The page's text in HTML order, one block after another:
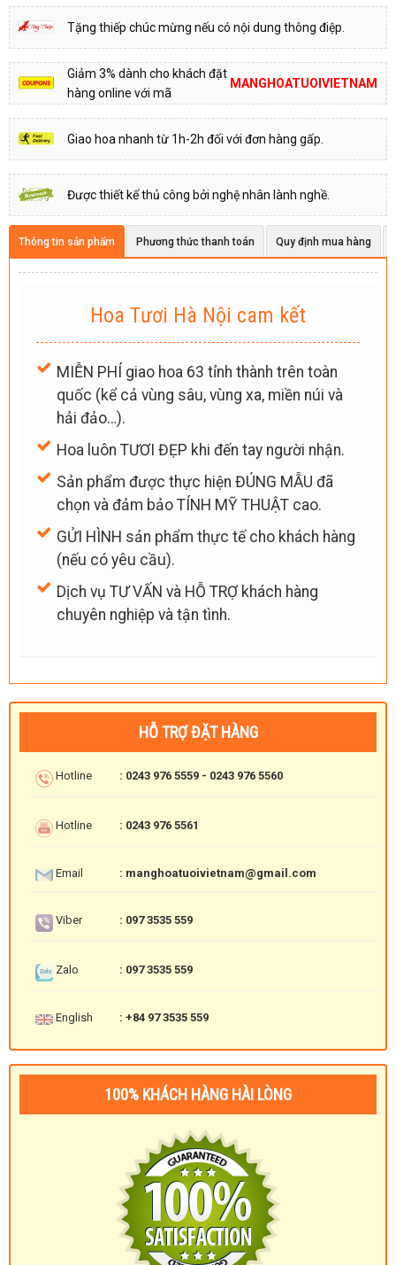
Tặng thiếp chúc mừng nếu có nội dung thông điệp.
Giảm 3% dành cho khách đặt
hàng online với mã
MANGHOATUOIVIETNAM
Giao hoa nhanh từ 1h-2h đối với đơn hàng gấp.
Được thiết kế thủ công bởi nghệ nhân lành nghề.
Thông tin sản phẩm Phương thức thanh toán Quy định mua hàng
Hoa Tươi Hà Nội cam kết
MIỄN PHÍ giao hoa 63 tỉnh thành trên toàn
quốc (kể cả vùng sâu, vùng xa, miền núi và
hải đảo…).
Hoa luôn TƯƠI ĐẸP khi đến tay người nhận.
Sản phẩm được thực hiện ĐÚNG MẪU đã
chọn và đảm bảo TÍNH MỸ THUẬT cao.
GỬI HÌNH sản phẩm thực tế cho khách hàng
(nếu có yêu cầu).
Dịch vụ TƯ VẤN và HỖ TRỢ khách hàng
chuyên nghiệp và tận tình.
HỖ TRỢ ĐẶT HÀNG
Hotline : 0243 976 5559 - 0243 976 5560
Hotline : 0243 976 5561
Email : manghoatuoivietnam@gmail.com
Viber : 097 3535 559
Zalo : 097 3535 559
English : +84 97 3535 559
100% KHÁCH HÀNG HÀI LÒNG